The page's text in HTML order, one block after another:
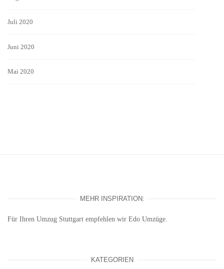
Juli 2020
Juni 2020
Mai 2020
MEHR INSPIRATION:
Für Ihren Umzug Stuttgart empfehlen wir Edo Umzüge.
KATEGORIEN